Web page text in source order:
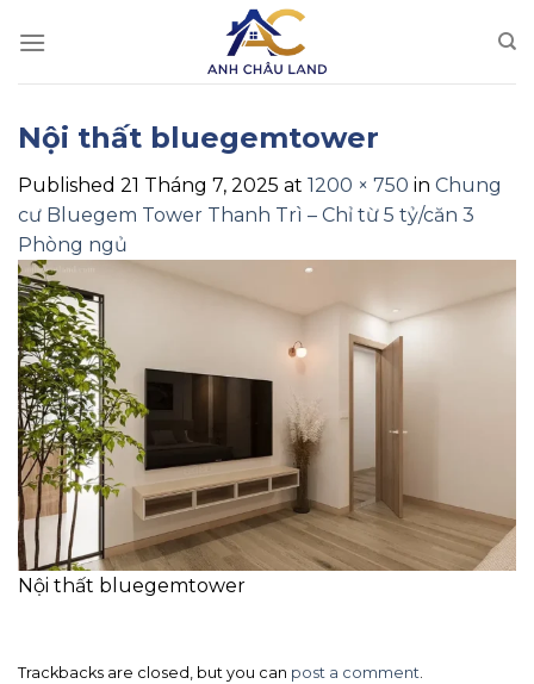
Nội thất bluegemtower
Published 21 Tháng 7, 2025 at 1200 × 750 in Chung
cư Bluegem Tower Thanh Trì – Chỉ từ 5 tỷ/căn 3
Phòng ngủ
Nội thất bluegemtower
Trackbacks are closed, but you can post a comment.